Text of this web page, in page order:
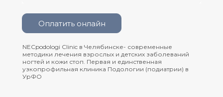
NECpodologi Clinic в Челябинске- современные
методики лечения взрослых и детских заболеваний
ногтей и кожи стоп. Первая и единственная
узкопрофильная клиника Подологии (подиатрии) в
УрФО
Оплатить онлайн